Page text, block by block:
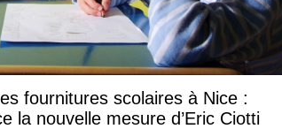
fournitures scolaires à Nice :
la nouvelle mesure d’Eric Ciotti